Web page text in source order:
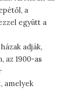
a
együtt a
adják,
az 1900-as
amelyek